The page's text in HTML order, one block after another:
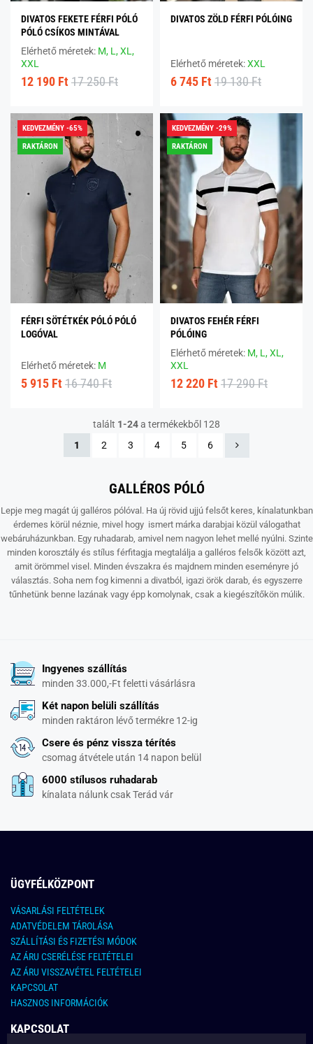
DIVATOS FEKETE FÉRFI PÓLÓ
PÓLÓ CSÍKOS MINTÁVAL
Elérhető méretek: M, L,XL,
XXL
12 190 Ft 17 250 Ft
DIVATOS ZÖLD FÉRFI PÓLÓING
Elérhető méretek:XXL
6 745 Ft 19 130 Ft
KEDVEZMÉNY -65%
RAKTÁRON
FÉRFI SÖTÉTKÉK PÓLÓ PÓLÓ
LOGÓVAL
Elérhető méretek: M
5 915 Ft 16 740 Ft
KEDVEZMÉNY -29%
RAKTÁRON
DIVATOS FEHÉR FÉRFI
PÓLÓING
Elérhető méretek: M, L,XL,
XXL
12 220 Ft 17 290 Ft
talált 1-24a termékekből 128
1
2 3 4 5 6
GALLÉROS PÓLÓ
Lepje meg magát új galléros pólóval. Ha új rövid ujjú felsőt keres, kínalatunkban
érdemes körül néznie, mivel hogy ismert márka darabjai közül válogathat
webáruházunkban. Egy ruhadarab, amivel nem nagyon lehet mellé nyúlni. Szinte
minden korosztály és stílus férfitagja megtalálja a galléros felsők között azt,
amit örömmel visel. Minden évszakra és majdnem minden eseményre jó
választás. Soha nem fog kimenni a divatból, igazi örök darab, és egyszerre
tűnhetünk benne lazának vagy épp komolynak, csak a kiegészítőkön múlik.
Ingyenes szállítás
minden 33.000,-Ft feletti vásárlásra
Két napon belüli szállítás
minden raktáron lévő termékre 12-ig
Csere és pénz vissza térítés
csomag átvétele után 14 napon belül
6000 stílusos ruhadarab
kínalata nálunk csak Terád vár
ÜGYFÉLKÖZPONT
VÁSARLÁSI FELTÉTELEK
ADATVÉDELEM TÁROLÁSA
SZÁLLÍTÁSI ÉS FIZETÉSI MÓDOK
AZ ÁRU CSERÉLÉSE FELTÉTELEI
AZ ÁRU VISSZAVÉTEL FELTÉTELEI
KAPCSOLAT
HASZNOS INFORMÁCIÓK
KAPCSOLAT